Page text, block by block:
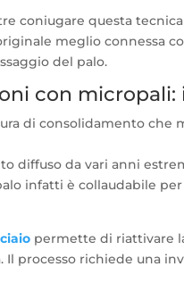
coniugare questa
meglio connessa
del palo.
con micropali:
di consolidamento che
diffuso da vari anni
infatti è collaudabile
permette di riattivare
processo richiede una